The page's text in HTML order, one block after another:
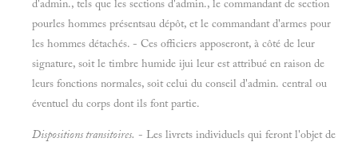
d'admin., tels que les sections d'admin., le commandant de section
pourles hommes présentsau dépôt, et le commandant d'armes pour
les hommes détachés. - Ces officiers apposeront, à côté de leur
signature, soit le timbre humide ijui leur est attribué en raison de
leurs fonctions normales, soit celui du conseil d'admin. central ou
éventuel du corps dont ils font partie.
Dispositions transitoires. - Les livrets individuels qui feront l'objet de